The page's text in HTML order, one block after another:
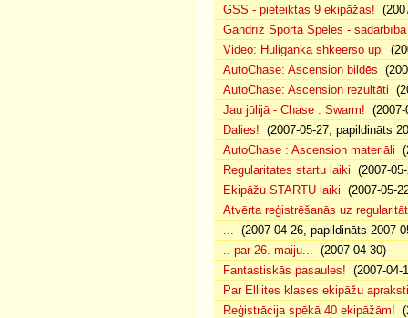
GSS - pieteiktas 9 ekipāžas!
Gandrīz Sporta Spēles -
Video: Huliganka shkeerso upi
AutoChase: Ascension bildēs
AutoChase: Ascension rezultāti
Jau jūlijā - Chase : Swarm! (2007-
Dalies! (2007-05-27, papildināts
AutoChase : Ascension materiāli
Regularitates startu laiki (2007-
Ekipāžu STARTU laiki (2007-05-
Atvērta reģistrēšanās uz
... (2007-04-26, papildināts 2007-
.. par 26. maiju... (2007-04-30)
Fantastiskās pasaules! (2007-04-
Par Elliites klases ekipāžu
Reģistrācija spēkā 40 ekipāžām!